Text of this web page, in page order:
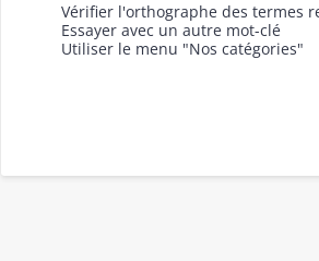
Vérifier l'orthographe des termes
Essayer avec un autre mot-clé
Utiliser le menu "Nos catégories"